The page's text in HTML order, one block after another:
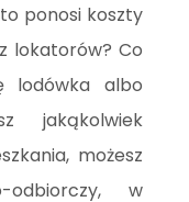
ponosi koszty
lokatorów? Co
lodówka albo
jakąkolwiek
możesz
odbiorczy, w